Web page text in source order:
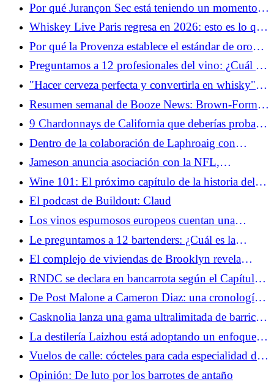
Por qué Jurançon Sec está teniendo un momento
con Somms y 4 productores para probar
Whiskey Live Paris regresa en 2026: esto es lo que
necesita saber
Por qué la Provenza establece el estándar de oro
para el rosado (infografía)
Preguntamos a 12 profesionales del vino: ¿Cuál es
el vino tinto más subestimado?
"Hacer cerveza perfecta y convertirla en whisky":
Dentro de Copperworks Distilling de Seattle
Resumen semanal de Booze News: Brown-Forman
rechaza otra oferta de Sazerac, Estados Unidos
levanta los aranceles al whisky escocés y más
9 Chardonnays de California que deberías probar
si no te gustan los vinos grandes con sabor a roble
Dentro de la colaboración de Laphroaig con
Willem Dafoe
Jameson anuncia asociación con la NFL,
reemplazando a Diageo como patrocinador oficial
de bebidas espirituosas
Wine 101: El próximo capítulo de la historia del
vino estadounidense: Maryland
El podcast de Buildout: Claud
Los vinos espumosos europeos cuentan una
historia en cada sorbo
Le preguntamos a 12 bartenders: ¿Cuál es la
ciudad internacional más emocionante para beber
en este momento?
El complejo de viviendas de Brooklyn revela
senderos y áreas de juegos hechos con 450.000
corchos reciclados
RNDC se declara en bancarrota según el Capítulo
11 y busca compradores para las operaciones
restantes
De Post Malone a Cameron Diaz: una cronología
de cada lanzamiento de vino de una celebridad
importante
Casknolia lanza una gama ultralimitada de barricas
de lujo
La destilería Laizhou está adoptando un enfoque
claramente chino para el whisky
Vuelos de calle: cócteles para cada especialidad del
golf
Opinión: De luto por los barrotes de antaño